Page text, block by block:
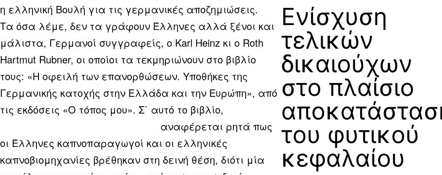
η ελληνική Βουλή για τις γερμανικές αποζημιώσεις.
Τα όσα λέμε, δεν τα γράφουν Έλληνες αλλά ξένοι και
μάλιστα, Γερμανοί συγγραφείς, ο Karl Heinz κι ο Roth
Hartmut Rubner, οι οποίοι τα τεκμηριώνουν στο βιβλίο
τους: «Η οφειλή των επανορθώσεων. Υποθήκες της
Γερμανικής κατοχής στην Ελλάδα και την Ευρώπη», από
τις εκδόσεις «Ο τόπος μου». Σ΄ αυτό το βιβλίο,
αναφέρεται ρητά πως
οι Έλληνες καπνοπαραγωγοί και οι ελληνικές
καπνοβιομηχανίες βρέθηκαν στη δεινή θέση, διότι μία
Ενίσχυση
τελικών
δικαιούχων
στο πλαίσιο
του φυτικού
κεφαλαίου